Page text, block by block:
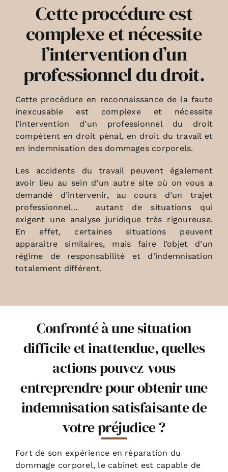
Cette procédure est
complexe et nécessite
l’intervention d’un
professionnel du droit.
Cette procédure en reconnaissance de la faute
inexcusable est complexe et nécessite
l’intervention d’un professionnel du droit
compétent en droit pénal, en droit du travail et
en indemnisation des dommages corporels.
Les accidents du travail peuvent également
avoir lieu au sein d’un autre site où on vous a
demandé d’intervenir, au cours d’un trajet
professionnel… autant de situations qui
exigent une analyse juridique très rigoureuse.
En effet, certaines situations peuvent
apparaitre similaires, mais faire l’objet d’un
régime de responsabilité et d’indemnisation
totalement différent.
Confronté à une situation
difficile et inattendue, quelles
actions pouvez-vous
entreprendre pour obtenir une
indemnisation satisfaisante de
votre préjudice ?
Fort de son expérience en réparation du
dommage corporel, le cabinet est capable de